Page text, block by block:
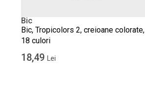
Bic
Bic, Tropicolors 2, creioane colorate,
18 culori
18,49 Lei